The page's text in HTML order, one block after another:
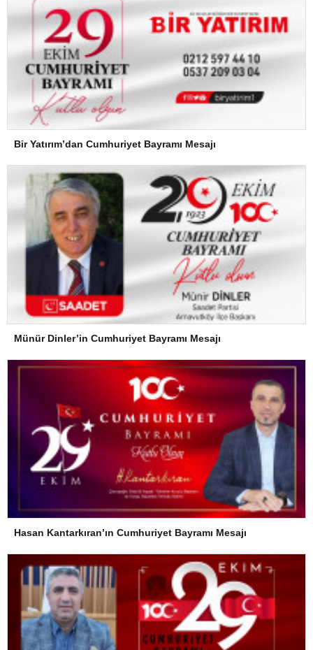
Bir Yatırım’dan Cumhuriyet Bayramı Mesajı
Münür Dinler’in Cumhuriyet Bayramı Mesajı
Hasan Kantarkıran’ın Cumhuriyet Bayramı Mesajı